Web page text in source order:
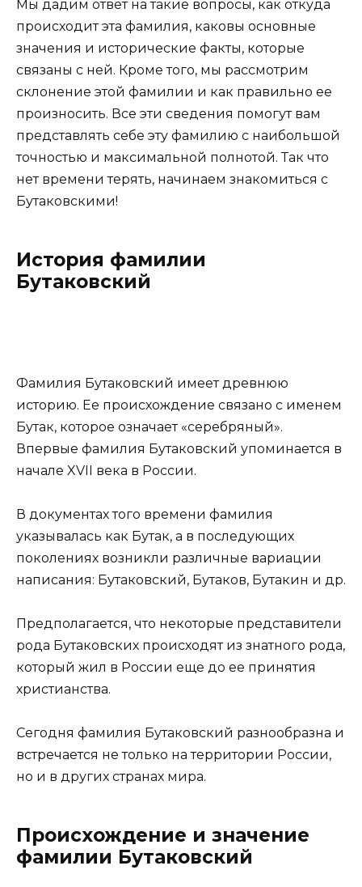
Мы дадим ответ на такие вопросы, как откуда
происходит эта фамилия, каковы основные
значения и исторические факты, которые
связаны с ней. Кроме того, мы рассмотрим
склонение этой фамилии и как правильно ее
произносить. Все эти сведения помогут вам
представлять себе эту фамилию с наибольшой
точностью и максимальной полнотой. Так что
нет времени терять, начинаем знакомиться с
Бутаковскими!
История фамилии
Бутаковский
Фамилия Бутаковский имеет древнюю
историю. Ее происхождение связано с именем
Бутак, которое означает «серебряный».
Впервые фамилия Бутаковский упоминается в
начале XVII века в России.
В документах того времени фамилия
указывалась как Бутак, а в последующих
поколениях возникли различные вариации
написания: Бутаковский, Бутаков, Бутакин и др.
Предполагается, что некоторые представители
рода Бутаковских происходят из знатного рода,
который жил в России еще до ее принятия
христианства.
Сегодня фамилия Бутаковский разнообразна и
встречается не только на территории России,
но и в других странах мира.
Происхождение и значение
фамилии Бутаковский